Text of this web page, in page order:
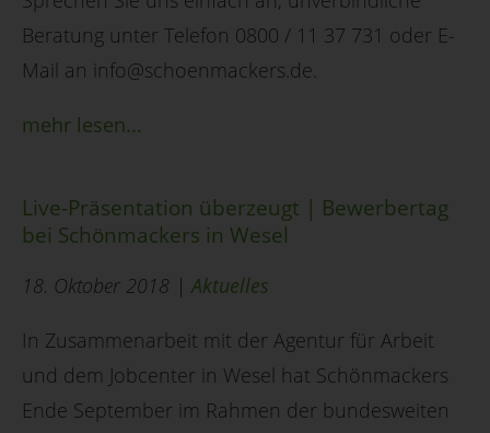
Beratung unter Telefon 0800 / 11 37 731 oder E-
Mail an info@schoenmackers.de.
mehr lesen...
Live-Präsentation überzeugt | Bewerbertag
bei Schönmackers in Wesel
18. Oktober 2018 |Aktuelles
In Zusammenarbeit mit der Agentur für Arbeit
und dem Jobcenter in Wesel hat Schönmackers
Ende September im Rahmen der bundesweiten